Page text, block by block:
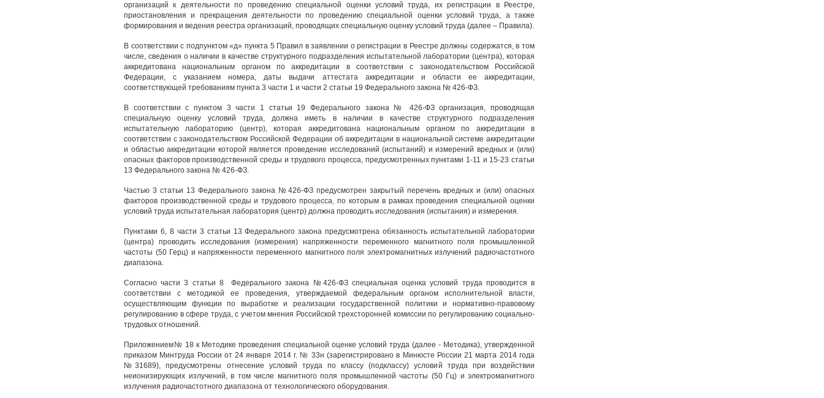
организаций к деятельности по проведению специальной оценки условий труда, их регистрации в Реестре,
приостановления и прекращения деятельности по проведению специальной оценки условий труда, а также
формирования и ведения реестра организаций, проводящих специальную оценку условий труда (далее – Правила).
В соответствии с подпунктом «д» пункта 5 Правил в заявлении о регистрации в Реестре должны содержатся, в том
числе, сведения о наличии в качестве структурного подразделения испытательной лаборатории (центра), которая
аккредитована национальным органом по аккредитации в соответствии с законодательством Российской
Федерации, с указанием номера, даты выдачи аттестата аккредитации и области ее аккредитации,
соответствующей требованиям пункта 3 части 1 и части 2 статьи 19 Федерального закона № 426-ФЗ.
В соответствии с пунктом 3 части 1 статьи 19 Федерального закона № 426-ФЗ организация, проводящая
специальную оценку условий труда, должна иметь в наличии в качестве структурного подразделения
испытательную лабораторию (центр), которая аккредитована национальным органом по аккредитации в
соответствии с законодательством Российской Федерации об аккредитации в национальной системе аккредитации
и областью аккредитации которой является проведение исследований (испытаний) и измерений вредных и (или)
опасных факторов производственной среды и трудового процесса, предусмотренных пунктами 1-11 и 15-23 статьи
13 Федерального закона № 426-ФЗ.
Частью 3 статьи 13 Федерального закона №426-ФЗ предусмотрен закрытый перечень вредных и (или) опасных
факторов производственной среды и трудового процесса, по которым в рамках проведения специальной оценки
условий труда испытательная лаборатория (центр) должна проводить исследования (испытания) и измерения.
Пунктами 6, 8 части 3 статьи 13 Федерального закона предусмотрена обязанность испытательной лаборатории
(центра) проводить исследования (измерения) напряженности переменного магнитного поля промышленной
частоты (50 Герц) и напряженности переменного магнитного поля электромагнитных излучений радиочастотного
диапазона.
Согласно части 3 статьи 8 Федерального закона №426-ФЗ специальная оценка условий труда проводится в
соответствии с методикой ее проведения, утверждаемой федеральным органом исполнительной власти,
осуществляющим функции по выработке и реализации государственной политики и нормативно-правовому
регулированию в сфере труда, с учетом мнения Российской трехсторонней комиссии по регулированию социально-
трудовых отношений.
Приложением№ 18 к Методике проведения специальной оценке условий труда (далее - Методика), утвержденной
приказом Минтруда России от 24 января 2014 г. № 33н (зарегистрировано в Минюсте России 21 марта 2014 года
№31689), предусмотрены отнесение условий труда по классу (подклассу) условий труда при воздействии
неионизирующих излучений, в том числе магнитного поля промышленной частоты (50 Гц) и электромагнитного
излучения радиочастотного диапазона от технологического оборудования.